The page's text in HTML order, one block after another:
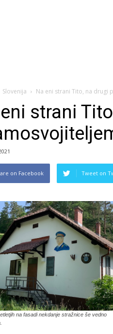
Slovenija Na eni strani Tito, na drugi
strani
on Facebook Tweet on
na fasadi nekdanje stražnice še vedno